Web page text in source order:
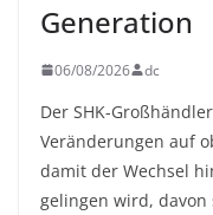
Generation
06/08/2026 dc
Der SHK-
Veränderungen auf
damit der Wechsel
gelingen wird,